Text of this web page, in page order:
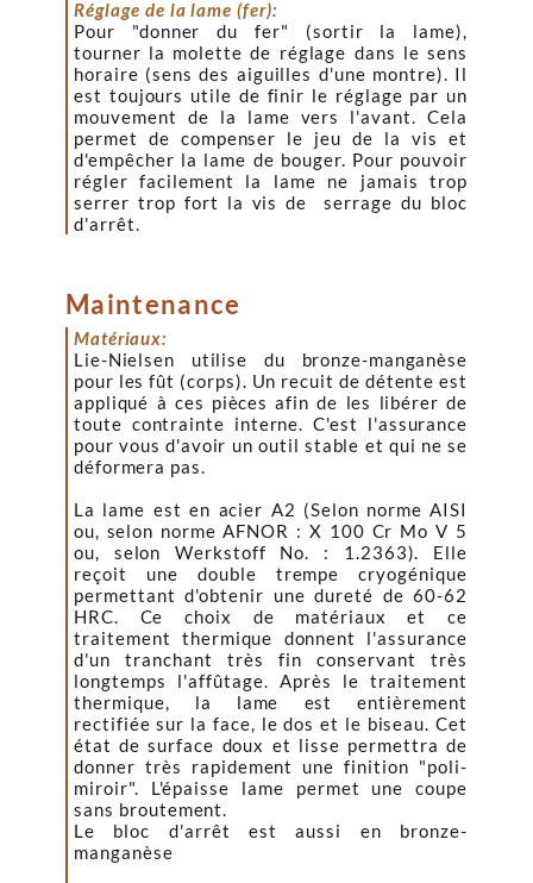
Réglage de la lame (fer):
Pour "donner du fer" (sortir la lame),
tourner la molette de réglage dans le sens
horaire (sens des aiguilles d'une montre). Il
est toujours utile de finir le réglage par un
mouvement de la lame vers l'avant. Cela
permet de compenser le jeu de la vis et
d'empêcher la lame de bouger. Pour pouvoir
régler facilement la lame ne jamais trop
serrer trop fort la vis de serrage du bloc
d'arrêt.
Maintenance
Matériaux:
Lie-Nielsen utilise du bronze-manganèse
pour les fût (corps). Un recuit de détente est
appliqué à ces pièces afin de les libérer de
toute contrainte interne. C'est l'assurance
pour vous d'avoir un outil stable et qui ne se
déformera pas.
La lame est en acier A2 (Selon norme AISI
ou, selon normeAFNOR : X 100 Cr Mo V 5
ou, selon Werkstoff No. : 1.2363). Elle
reçoit une double trempe cryogénique
permettant d'obtenir une dureté de 60-62
HRC. Ce choix de matériaux et ce
traitement thermique donnent l'assurance
d'un tranchant très fin conservant très
longtemps l'affûtage. Après le traitement
thermique, la lame est entièrement
rectifiée sur la face, le dos et le biseau. Cet
état de surface doux et lisse permettra de
donner très rapidement une finition "poli-
miroir". L'épaisse lame permet une coupe
sans broutement.
Le bloc d'arrêt est aussi en bronze-
manganèse